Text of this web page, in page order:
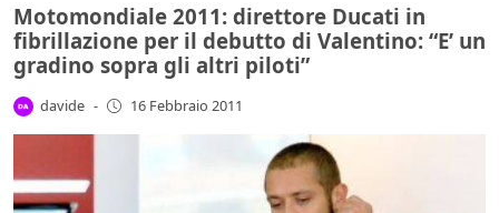
Motomondiale 2011: direttore Ducati in
fibrillazione per il debutto di Valentino: “E’ un
gradino sopra gli altri piloti”
davide - 16 Febbraio 2011